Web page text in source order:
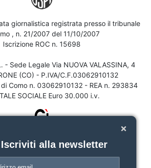
giornalistica registrata presso il tribunale
, n. 21/2007 del 11/10/2007
Iscrizione ROC n. 15698
- Sede Legale Via NUOVA VALASSINA, 4
(CO) - P.IVA/C.F.03062910132
Como n. 03062910132 - REA n. 293834
SOCIALE Euro 30.000 i.v.
Iscriviti alla newsletter